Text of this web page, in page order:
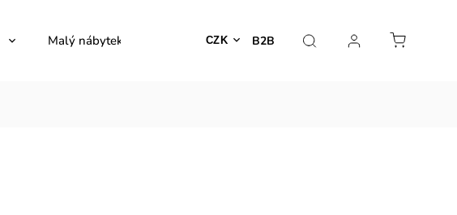
B2B
CZK
Malý nábytek Venkovní nábytek Dekorace